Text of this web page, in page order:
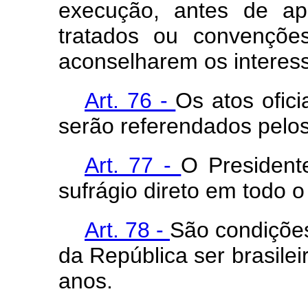
execução, antes de
tratados ou
aconselharem os
Art. 76 - Os atos
serão referendados
Art. 77 - O
sufrágio direto em todo
Art. 78 - São
da República ser
anos.